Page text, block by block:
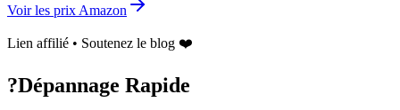
Voir les prix Amazon
Lien affilié • Soutenez le blog ❤️
?Dépannage Rapide